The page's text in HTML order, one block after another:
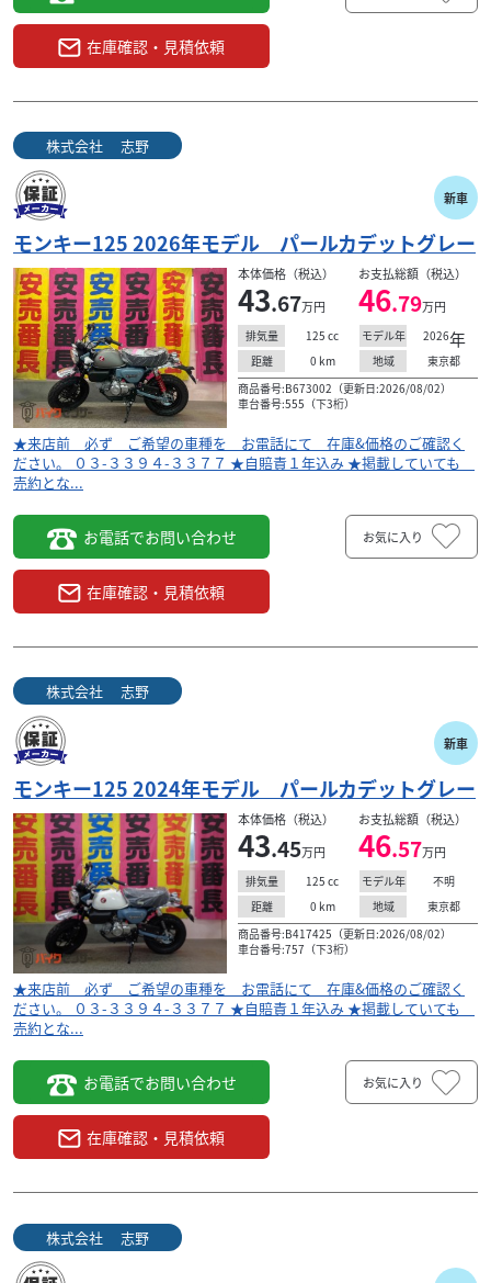
在庫確認・見積依頼
株式会社 志野
新車
モンキー125 2026年モデル パールカデットグレー
本体価格（税込）
43.67万円
お支払総額（税込）
46.79万円
排気量 125 cc モデル年 2026年
距離 0 km 地域
東京都
商品番号:B673002（更新日:2026/08/02）
車台番号:555（下3桁）
★来店前 必ず ご希望の車種を お電話にて 在庫&価格のご確認く
ださい。 ０３-３３９４-３３７７ ★自賠責１年込み ★掲載していても
売約とな...
お電話でお問い合わせ
在庫確認・見積依頼
お気に入り
株式会社 志野
新車
モンキー125 2024年モデル パールカデットグレー
本体価格（税込）
43.45万円
お支払総額（税込）
46.57万円
排気量 125 cc モデル年
不明
距離
0 km 地域
東京都
商品番号:B417425（更新日:2026/08/02）
車台番号:757（下3桁）
★来店前 必ず ご希望の車種を お電話にて 在庫&価格のご確認く
ださい。 ０３-３３９４-３３７７ ★自賠責１年込み ★掲載していても
売約とな...
お電話でお問い合わせ
在庫確認・見積依頼
お気に入り
株式会社 志野